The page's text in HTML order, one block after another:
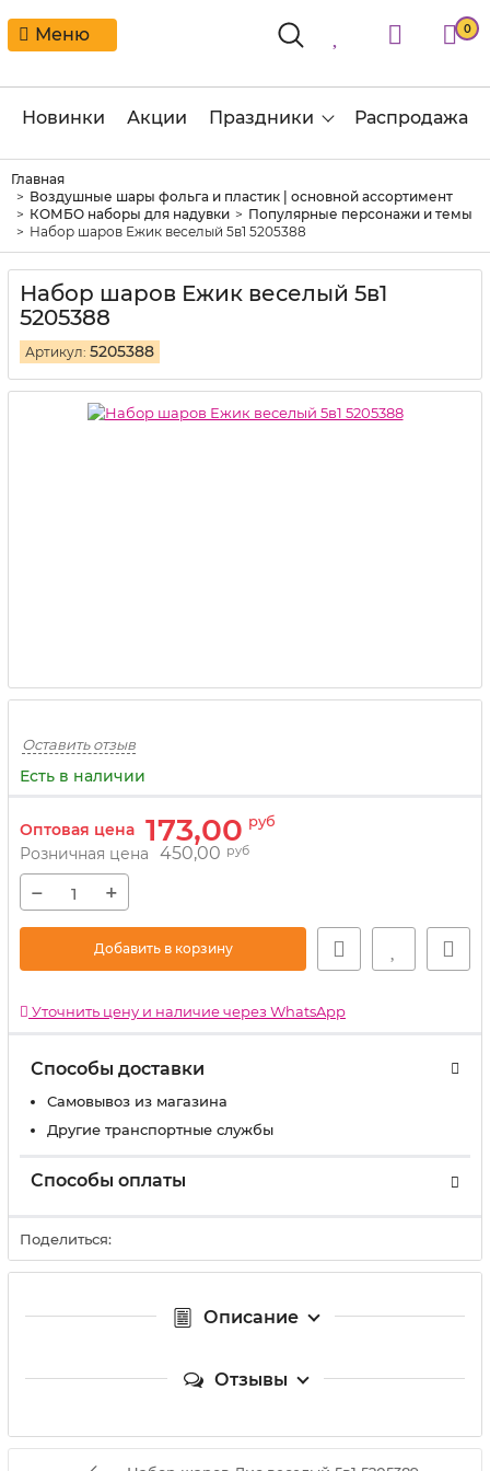
Меню 0
Новинки Акции Праздники Распродажа
Главная
Воздушные шары фольга и пластик | основной ассортимент
КОМБО наборы для надувки
Популярные персонажи и темы
Набор шаров Ежик веселый 5в1 5205388
Набор шаров Ежик веселый 5в1
5205388
Артикул: 5205388
Оставить отзыв
Есть в наличии
Оптовая цена 173,00 руб
Розничная цена 450,00 руб
− +
Добавить в корзину
Уточнить цену и наличие через WhatsApp
Способы доставки
Самовывоз из магазина
Другие транспортные службы
Способы оплаты
Поделиться:
Описание
Отзывы